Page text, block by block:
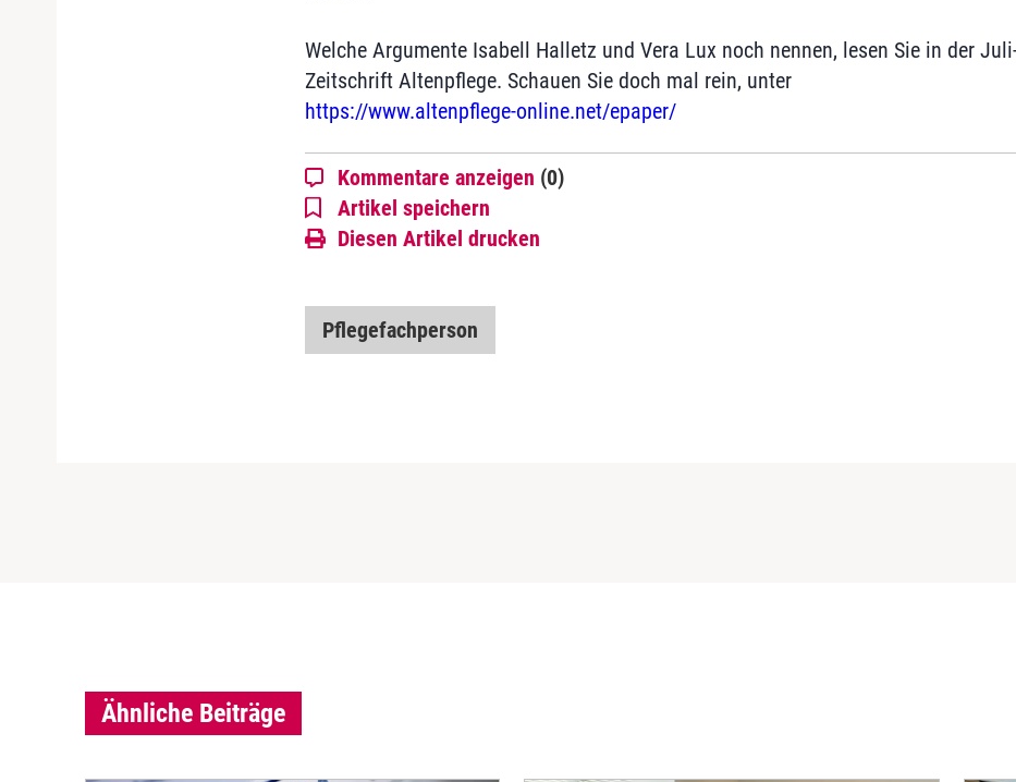
Welche Argumente Isabell Halletz und Vera Lux noch nennen, lesen Sie in der
Zeitschrift Altenpflege. Schauen Sie doch mal rein, unter
https://www.altenpflege-online.net/epaper/
Kommentare anzeigen (0)
Artikel speichern
Diesen Artikel drucken
Pflegefachperson
Ähnliche Beiträge